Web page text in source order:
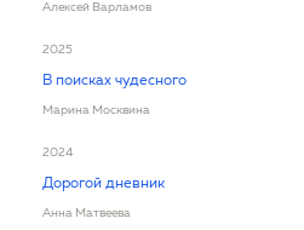
Алексей Варламов
2025
В поисках чудесного
Марина Москвина
2024
Дорогой дневник
Анна Матвеева